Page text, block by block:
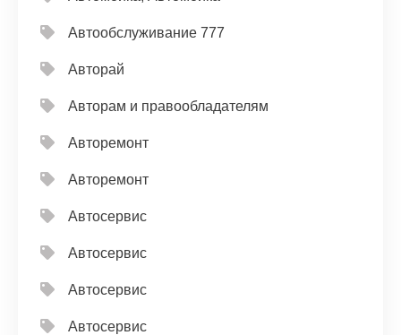
Автообслуживание 777
Авторай
Авторам и правообладателям
Авторемонт
Авторемонт
Автосервис
Автосервис
Автосервис
Автосервис